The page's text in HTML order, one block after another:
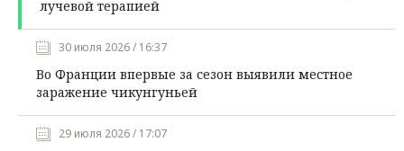
лучевой терапией
30 июля 2026 / 16:37
Во Франции впервые за сезон выявили местное
заражение чикунгуньей
29 июля 2026 / 17:07